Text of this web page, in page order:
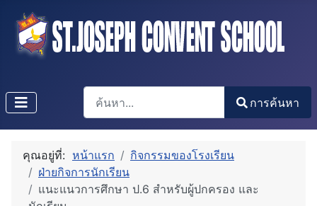
การค้นหา
Type 2 or more characters for results.
การค้นหา
คุณอยู่ที่: หน้าแรก
กิจกรรมของโรงเรียน
ฝ่ายกิจการนักเรียน
แนะแนวการศึกษา ป.6 สำหรับผู้ปกครอง และ